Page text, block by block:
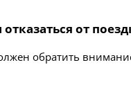
от
обратить